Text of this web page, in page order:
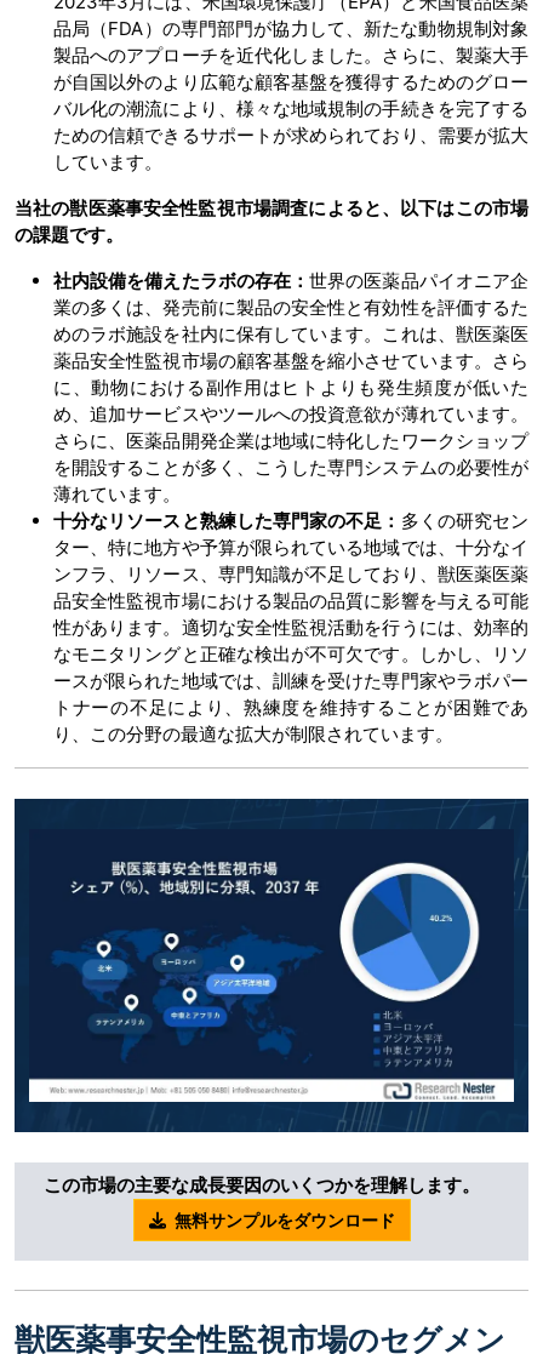
品局（FDA）の専門部門が協力して、新たな動物規制対象
製品へのアプローチを近代化しました。さらに、製薬大手
が自国以外のより広範な顧客基盤を獲得するためのグロー
バル化の潮流により、様々な地域規制の手続きを完了する
ための信頼できるサポートが求められており、需要が拡大
しています。
当社の獣医薬事安全性監視市場調査によると、以下はこの市場
の課題です。
社内設備を備えたラボの存在：世界の医薬品パイオニア企
業の多くは、発売前に製品の安全性と有効性を評価するた
めのラボ施設を社内に保有しています。これは、獣医薬医
薬品安全性監視市場の顧客基盤を縮小させています。さら
に、動物における副作用はヒトよりも発生頻度が低いた
め、追加サービスやツールへの投資意欲が薄れています。
さらに、医薬品開発企業は地域に特化したワークショップ
を開設することが多く、こうした専門システムの必要性が
薄れています。
十分なリソースと熟練した専門家の不足： 多くの研究セン
ター、特に地方や予算が限られている地域では、十分なイ
ンフラ、リソース、専門知識が不足しており、獣医薬医薬
品安全性監視市場における製品の品質に影響を与える可能
性があります。適切な安全性監視活動を行うには、効率的
なモニタリングと正確な検出が不可欠です。しかし、リソ
ースが限られた地域では、訓練を受けた専門家やラボパー
トナーの不足により、熟練度を維持することが困難であ
り、この分野の最適な拡大が制限されています。
この市場の主要な成長要因のいくつかを理解します。
無料サンプルをダウンロード
獣医薬事安全性監視市場のセグメン